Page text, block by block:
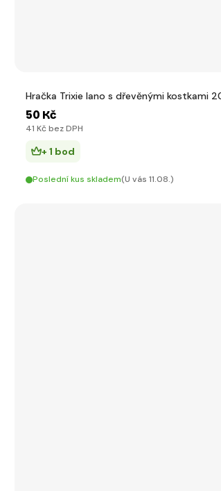
Hračka Trixie lano s dřevěnými kostkami
50 Kč
41 Kč bez DPH
+ 1 bod
Poslední kus skladem(U vás 11.08.)